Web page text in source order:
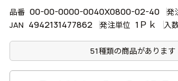
品番 00-00-0000-0040X0800-02-40 発
JAN 4942131477862 発注単位 1Ｐｋ 入
51種類の商品があります